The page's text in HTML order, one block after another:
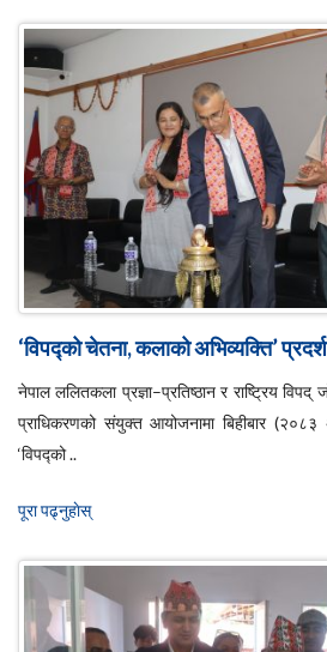
‘विपद्को चेतना, कलाको अभिव्यक्ति’
नेपाल ललितकला प्रज्ञा–प्रतिष्ठान र राष्ट्रिय
प्राधिकरणको संयुक्त आयोजनामा बिहीबार (२०८३
‘विपद्को ..
पूरा पढ्नुहाेस्